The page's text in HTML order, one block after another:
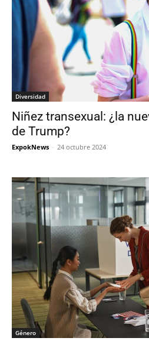
Diversidad
Niñez transexual: ¿la
de Trump?
ExpokNews - 24 octubre 2024
Género